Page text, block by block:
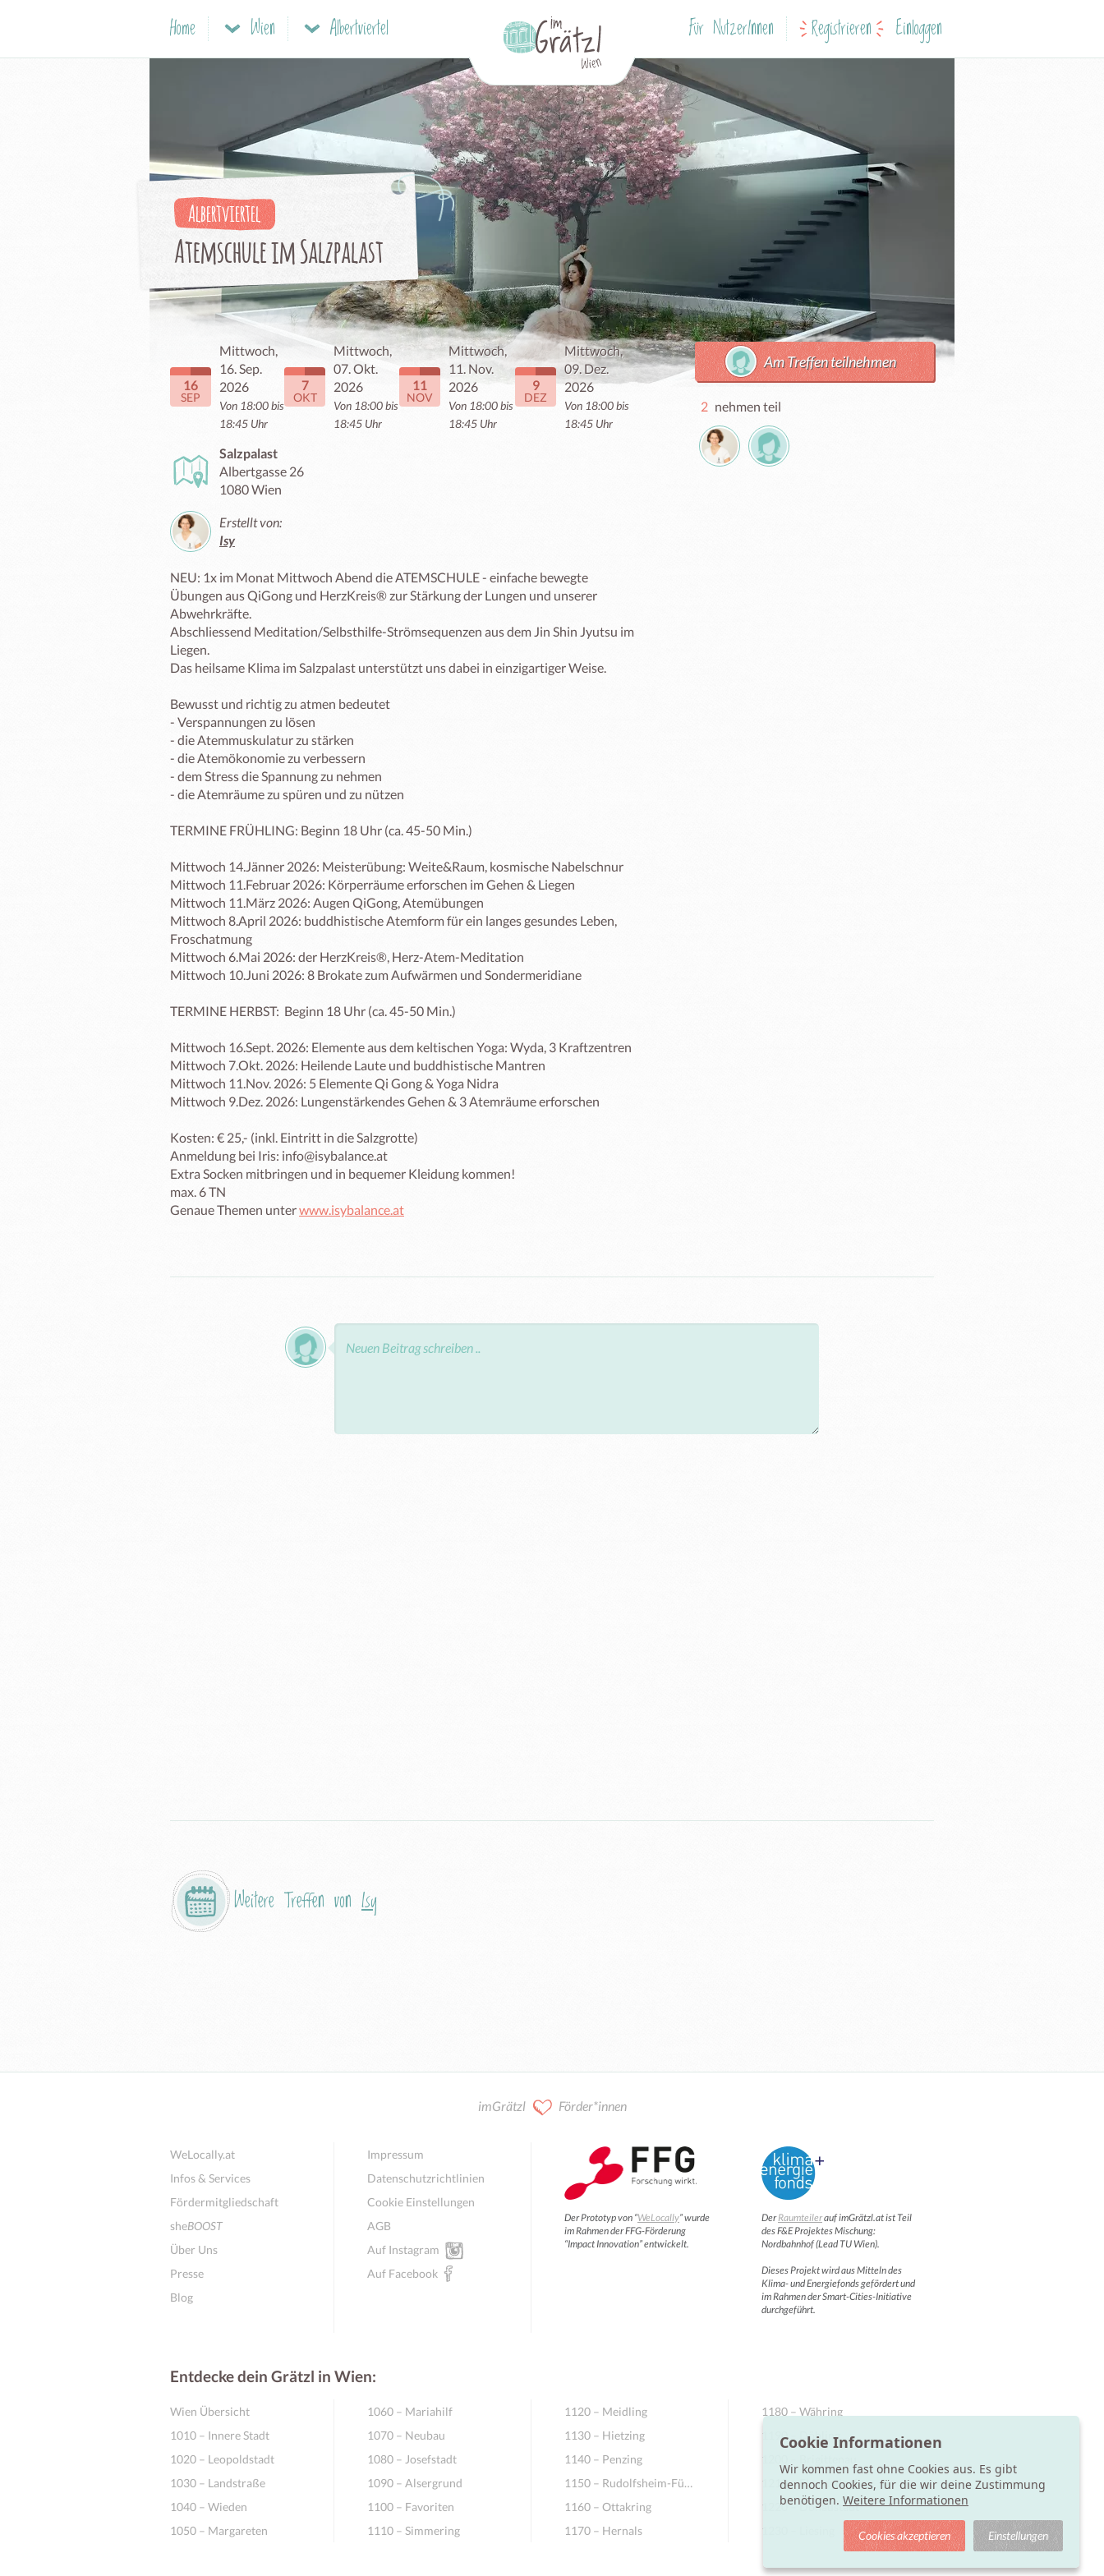
Home Wien Albertviertel Für NutzerInnen Registrieren Einloggen
Albertviertel
Atemschule im Salzpalast
16
SEP
Mittwoch,
16. Sep.
2026
Von 18:00 bis
18:45 Uhr
7
OKT
Mittwoch,
07. Okt.
2026
Von 18:00 bis
18:45 Uhr
11
NOV
Mittwoch,
11. Nov.
2026
Von 18:00 bis
18:45 Uhr
9
DEZ
Mittwoch,
09. Dez.
2026
Von 18:00 bis
18:45 Uhr
Salzpalast
Albertgasse 26
1080 Wien
Erstellt von:
Isy
NEU: 1x im Monat Mittwoch Abend die ATEMSCHULE - einfache bewegte
Übungen aus QiGong und HerzKreis® zur Stärkung der Lungen und unserer
Abwehrkräfte.
Abschliessend Meditation/Selbsthilfe-Strömsequenzen aus dem Jin Shin Jyutsu im
Liegen.
Das heilsame Klima im Salzpalast unterstützt uns dabei in einzigartiger Weise.
Bewusst und richtig zu atmen bedeutet
- Verspannungen zu lösen
- die Atemmuskulatur zu stärken
- die Atemökonomie zu verbessern
- dem Stress die Spannung zu nehmen
- die Atemräume zu spüren und zu nützen
TERMINE FRÜHLING: Beginn 18 Uhr (ca. 45-50 Min.)
Mittwoch 14.Jänner 2026: Meisterübung: Weite&Raum, kosmische Nabelschnur
Mittwoch 11.Februar 2026: Körperräume erforschen im Gehen & Liegen
Mittwoch 11.März 2026: Augen QiGong, Atemübungen
Mittwoch 8.April 2026: buddhistische Atemform für ein langes gesundes Leben,
Froschatmung
Mittwoch 6.Mai 2026: der HerzKreis®, Herz-Atem-Meditation
Mittwoch 10.Juni 2026: 8 Brokate zum Aufwärmen und Sondermeridiane
TERMINE HERBST:  Beginn 18 Uhr (ca. 45-50 Min.)
Mittwoch 16.Sept. 2026: Elemente aus dem keltischen Yoga: Wyda, 3 Kraftzentren
Mittwoch 7.Okt. 2026: Heilende Laute und buddhistische Mantren
Mittwoch 11.Nov. 2026: 5 Elemente Qi Gong & Yoga Nidra
Mittwoch 9.Dez. 2026: Lungenstärkendes Gehen & 3 Atemräume erforschen
Kosten: € 25,- (inkl. Eintritt in die Salzgrotte)
Anmeldung bei Iris: info@isybalance.at
Extra Socken mitbringen und in bequemer Kleidung kommen!
max. 6 TN
Genaue Themen unter www.isybalance.at
Am Treffen teilnehmen
2 nehmen teil
Weitere Treffen von Isy
imGrätzl Förder*innen
WeLocally.at
Infos & Services
Fördermitgliedschaft
sheBOOST
Über Uns
Presse
Blog
Impressum
Datenschutzrichtlinien
Cookie Einstellungen
AGB
Auf Instagram
Auf Facebook
Der Prototyp von “WeLocally” wurde
im Rahmen der FFG-Förderung
“Impact Innovation” entwickelt.
DerRaumteilerauf imGrätzl.at ist Teil
des F&E Projektes Mischung:
Nordbahnhof (Lead TU Wien).
Dieses Projekt wird aus Mitteln des
Klima- und Energiefonds gefördert und
im Rahmen der Smart-Cities-Initiative
durchgeführt.
Entdecke dein Grätzl in Wien:
Wien Übersicht
1010 – Innere Stadt
1020 – Leopoldstadt
1030 – Landstraße
1040 – Wieden
1050 – Margareten
1060 – Mariahilf
1070 – Neubau
1080 – Josefstadt
1090 – Alsergrund
1100 – Favoriten
1110 – Simmering
1120 – Meidling
1130 – Hietzing
1140 – Penzing
1150 – Rudolfsheim-Fünfhaus
1160 – Ottakring
1170 – Hernals
1180 – Währing
1190 – Döbling
1200 – Brigittenau
1210 – Floridsdorf
1220 – Donaustadt
1230 – Liesing
Cookie Informationen
Wir kommen fast ohne Cookies aus. Es gibt
dennoch Cookies, für die wir deine Zustimmung
benötigen. Weitere Informationen
Cookies akzeptieren Einstellungen